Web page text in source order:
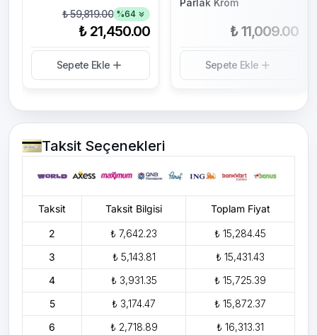
₺ 59,819.00 %64
₺ 21,450.00
Sepete Ekle
Parlak Krom
₺ 11,009.00
Sepete Ekle
Taksit Seçenekleri
Taksit Taksit Bilgisi Toplam Fiyat
2 ₺ 7,642.23
₺ 15,284.45
3
₺ 5,143.81
₺ 15,431.43
4
₺ 3,931.35
₺ 15,725.39
5
₺ 3,174.47
₺ 15,872.37
6
₺ 2,718.89
₺ 16,313.31